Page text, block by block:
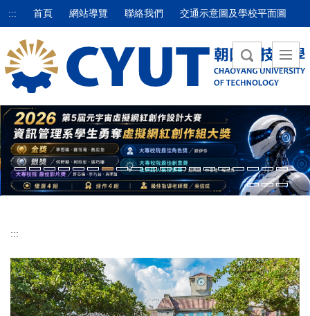
跳
要
內
容
::: 首頁 網站導覽 聯絡我們 交通示意圖及學校平面圖
:::